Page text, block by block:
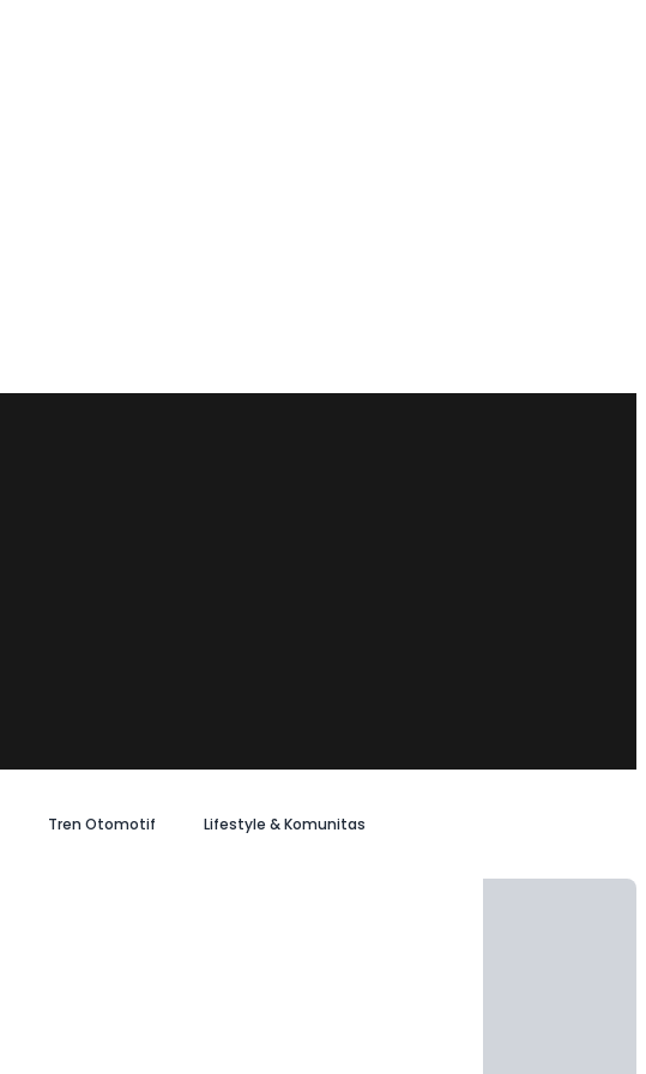
Tren Otomotif Lifestyle & Komunitas